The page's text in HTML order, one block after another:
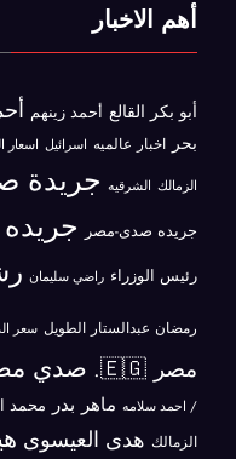
أهم الاخبار
أبو بكر القالع أحمد زينهم
بحر اخبار عالميه اسرائيل اسعار
الزمالك الشرقيه جريدة
جريده صدى-مصر
رئيس الوزراء راضي سليمان
رمضان عبدالستار الطويل سعر
مصر 🇪🇬.
صدي
/ احمد سلامه ماهر بدر محمد
الزمالك هدى العيسوى